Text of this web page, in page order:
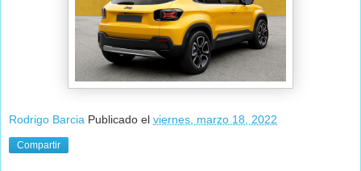
Rodrigo Barcia Publicado el viernes, marzo 18, 2022
Compartir